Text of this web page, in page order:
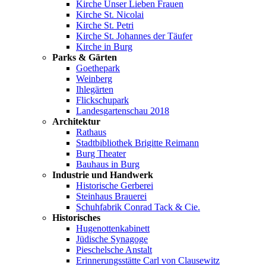
Kirche Unser Lieben Frauen
Kirche St. Nicolai
Kirche St. Petri
Kirche St. Johannes der Täufer
Kirche in Burg
Parks & Gärten
Goethepark
Weinberg
Ihlegärten
Flickschupark
Landesgartenschau 2018
Architektur
Rathaus
Stadtbibliothek Brigitte Reimann
Burg Theater
Bauhaus in Burg
Industrie und Handwerk
Historische Gerberei
Steinhaus Brauerei
Schuhfabrik Conrad Tack & Cie.
Historisches
Hugenottenkabinett
Jüdische Synagoge
Pieschelsche Anstalt
Erinnerungsstätte Carl von Clausewitz